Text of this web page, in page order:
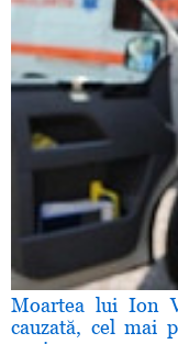
Moartea lui Ion
cauzată, cel mai